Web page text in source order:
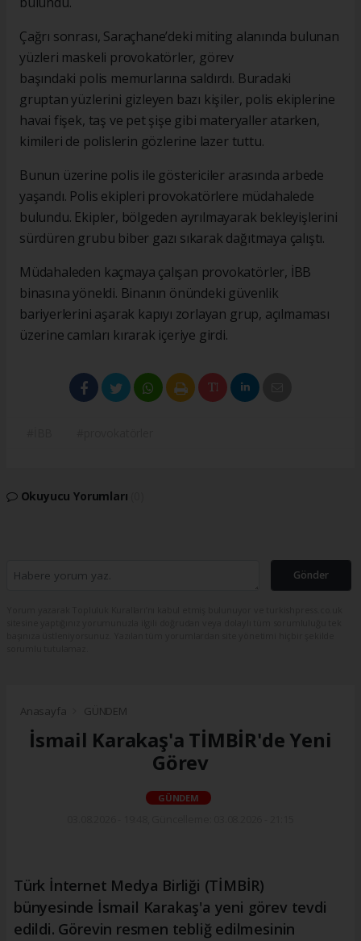
Çağrı sonrası, Saraçhane’deki miting alanında bulunan
yüzleri maskeli provokatörler, görev
başındaki polis memurlarına saldırdı. Buradaki
gruptan yüzlerini gizleyen bazı kişiler, polis ekiplerine
havai fişek, taş ve pet şişe gibi materyaller atarken,
kimileri de polislerin gözlerine lazer tuttu.
Bunun üzerine polis ile göstericiler arasında arbede
yaşandı. Polis ekipleri provokatörlere müdahalede
bulundu. Ekipler, bölgeden ayrılmayarak bekleyişlerini
sürdüren grubu biber gazı sıkarak dağıtmaya çalıştı.
Müdahaleden kaçmaya çalışan provokatörler, İBB
binasına yöneldi. Binanın önündeki güvenlik
bariyerlerini aşarak kapıyı zorlayan grup, açılmaması
üzerine camları kırarak içeriye girdi.
Okuyucu Yorumları
Gönder
Anasayfa GÜNDEM
İsmail Karakaş'a TİMBİR'de Yeni
Görev
GÜNDEM
Türk İnternet Medya Birliği (TİMBİR)
bünyesinde İsmail Karakaş'a yeni görev tevdi
edildi. Görevin resmen tebliğ edilmesinin